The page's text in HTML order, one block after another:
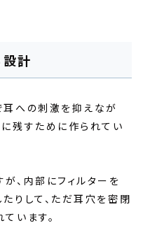
計
耳への刺激を抑えなが
残すために作られてい
、内部にフィルターを
りして、ただ耳穴を密閉
います。